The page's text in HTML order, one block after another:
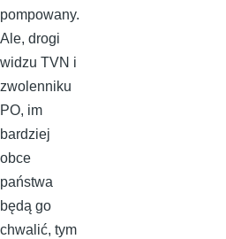
pompowany.
Ale, drogi
widzu TVN i
zwolenniku
PO, im
bardziej
obce
państwa
będą go
chwalić, tym